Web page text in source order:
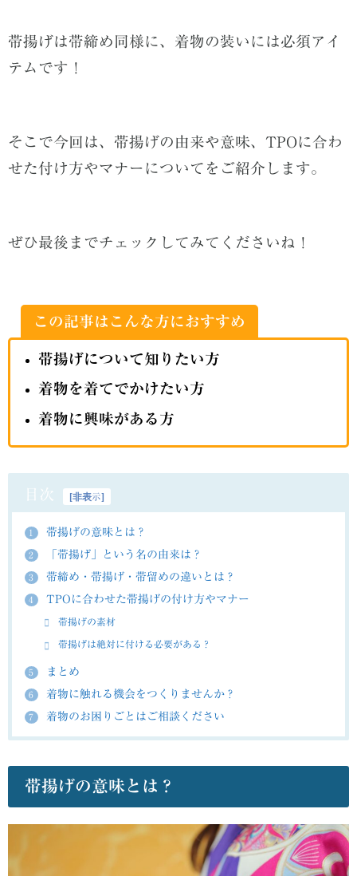
帯揚げは帯締め同様に、着物の装いには必須アイ
テムです！
そこで今回は、帯揚げの由来や意味、TPOに合わ
せた付け方やマナーについてをご紹介します。
ぜひ最後までチェックしてみてくださいね！
この記事はこんな方におすすめ
帯揚げについて知りたい方
着物を着てでかけたい方
着物に興味がある方
目次 [非表示]
1 帯揚げの意味とは？
2 「帯揚げ」という名の由来は？
3 帯締め・帯揚げ・帯留めの違いとは？
4 TPOに合わせた帯揚げの付け方やマナー
帯揚げの素材
帯揚げは絶対に付ける必要がある？
5 まとめ
6 着物に触れる機会をつくりませんか？
7 着物のお困りごとはご相談ください
帯揚げの意味とは？